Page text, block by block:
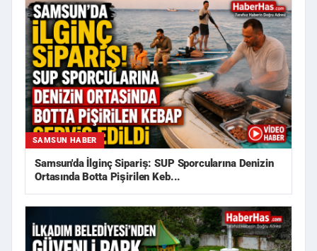
SAMSUN HABER
Samsun'da İlginç Sipariş: SUP Sporcularına Denizin
Ortasında Botta Pişirilen Keb...